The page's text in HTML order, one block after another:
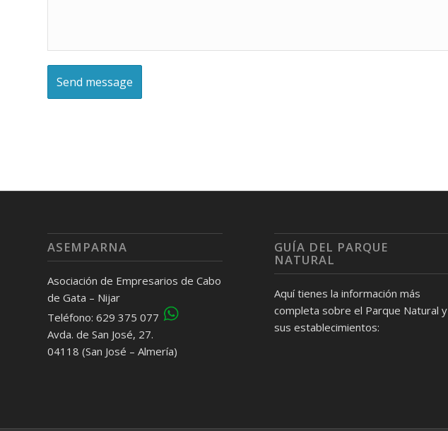
ASEMPARNA
Asociación de Empresarios de Cabo
de Gata – Nijar
Teléfono: 629 375 077
Avda. de San José, 27.
04118 (San José – Almería)
GUÍA DEL PARQUE
NATURAL
Aquí tienes la información más
completa sobre el Parque Natural y
sus establecimientos: